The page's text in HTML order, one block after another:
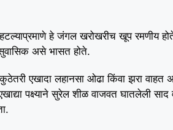
हे जंगल खरोखरीच खूप रमणीय
असे भासत होते.
एखादा लहानसा ओढा किंवा झरा वाहत
पक्ष्याने सुरेल शीळ वाजवत घातलेली